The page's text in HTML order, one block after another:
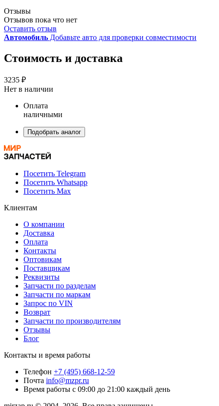
Отзывы
Отзывов пока что нет
Оставить отзыв
Автомобиль Добавьте авто для проверки совместимости
Стоимость и доставка
3235 ₽
Нет в наличии
Оплата
наличными
Подобрать аналог
Посетить Telegram
Посетить Whatsapp
Посетить Max
Клиентам
О компании
Доставка
Оплата
Контакты
Оптовикам
Поставщикам
Реквизиты
Запчасти по разделам
Запчасти по маркам
Запрос по VIN
Возврат
Запчасти по производителям
Отзывы
Блог
Контакты и время работы
Телефон +7 (495) 668-12-59
Почта info@mzpr.ru
Время работы с 09:00 до 21:00 каждый день